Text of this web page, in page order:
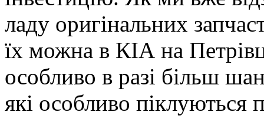
ладу оригінальних
їх можна в КІА на
особливо в разі більш
які особливо піклуються